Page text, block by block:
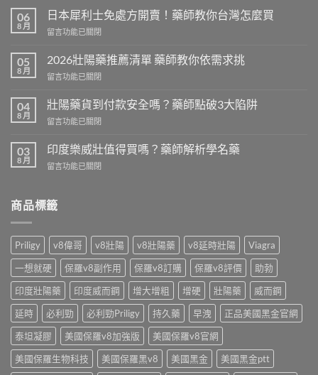
06
8 月
日本犀利士免處方開賣！藥師教你台灣怎麼買
在
本
利
免
處
方
賣！
藥
你
台
怎
買〉
中
留言功能已關閉
05
8 月
2026壯陽藥推薦清單 藥師教你依需求挑
在
壯
陽
藥
薦
清
單
教
需
求
挑〉
中
留言功能已關閉
04
8 月
壯陽藥貨到付款安全嗎？藥師點破3大陷阱
在
陽
藥
貨
款
嗎？
藥
師
點
破
3
大
陷
阱〉
中
留言功能已關閉
03
8 月
印度樂威壯值得買嗎？藥師解析學名藥
在
樂
威
值
買
嗎？
藥
師
解
析
學
名
藥〉
中
留言功能已關閉
商品標籤
Priligy v8偉哥 v8壯陽 v8壯陽藥 v8延時壯陽
Viagra
一想就硬
保羅v8副作用 保羅v8訂購 保羅v8評價
助勃
印度壯陽藥
印度威而鋼 增大增粗 增硬 壯陽藥
威而鋼
延時
必利勁 必利勁Priligy 持久藥 早洩
正品美國黑金官網
泰坦凝膠
美國保羅v8加強版
美國保羅v8官網
美國保羅生物科技
美國保羅黑v8 美國黑金 美國黑金ptt